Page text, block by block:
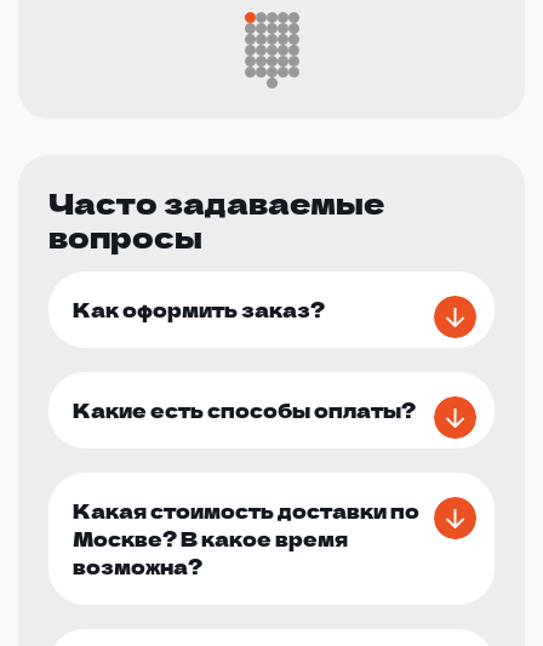
Часто задаваемые
вопросы
Как оформить заказ?
Какие есть способы оплаты?
Какая стоимость доставки по
Москве? В какое время
возможна?